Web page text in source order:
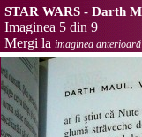
STAR WARS - Darth
Imaginea 5 din 9
Mergi la imaginea anterioară